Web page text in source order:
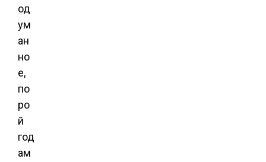
од
ум
ан
но
е,
по
ро
й
год
ам